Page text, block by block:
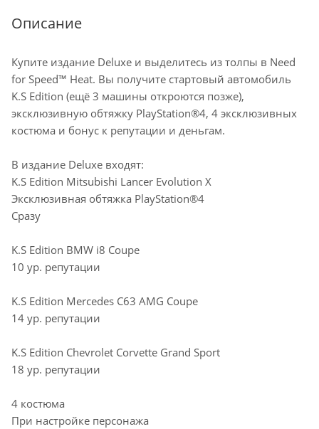
Описание
Купите издание Deluxe и выделитесь из толпы в Need
for Speed™ Heat. Вы получите стартовый автомобиль
K.S Edition (ещё 3 машины откроются позже),
эксклюзивную обтяжку PlayStation®4, 4 эксклюзивных
костюма и бонус к репутации и деньгам.
В издание Deluxe входят:
K.S Edition Mitsubishi Lancer Evolution X
Эксклюзивная обтяжка PlayStation®4
Сразу
K.S Edition BMW i8 Coupe
10 ур. репутации
K.S Edition Mercedes C63 AMG Coupe
14 ур. репутации
K.S Edition Chevrolet Corvette Grand Sport
18 ур. репутации
4 костюма
При настройке персонажа